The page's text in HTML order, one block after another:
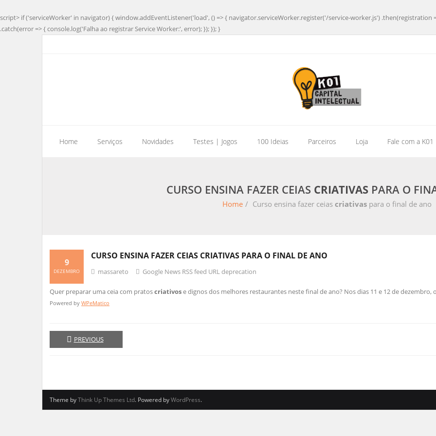
script> if ('serviceWorker' in navigator) { window.addEventListener('load', () => { navigator.serviceWorker.register('/service-worker.js') .then(registration
.catch(error => { console.log('Falha ao registrar Service Worker:', error); }); }); }
Home Serviços Novidades Testes | Jogos 100 Ideias Parceiros Loja Fale com a K01
CURSO ENSINA FAZER CEIAS CRIATIVAS PARA O
Home / Curso ensina fazer ceias criativas para o final de ano
CURSO ENSINA FAZER CEIAS CRIATIVAS PARA O FINAL DE ANO
9
DEZEMBRO massareto Google News RSS feed URL deprecation
Quer preparar uma ceia com pratoscriativose dignos dos melhores restaurantes neste final de ano? Nos dias 11 e ‪12 de dezembro‬,
Powered by WPeMatico
PREVIOUS
Theme byThink Up Themes Ltd. Powered byWordPress.